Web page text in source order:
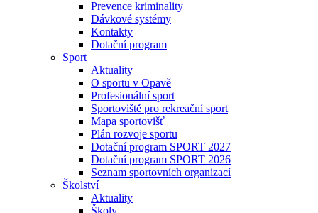
Prevence kriminality
Dávkové systémy
Kontakty
Dotační program
Sport
Aktuality
O sportu v Opavě
Profesionální sport
Sportoviště pro rekreační sport
Mapa sportovišť
Plán rozvoje sportu
Dotační program SPORT 2027
Dotační program SPORT 2026
Seznam sportovních organizací
Školství
Aktuality